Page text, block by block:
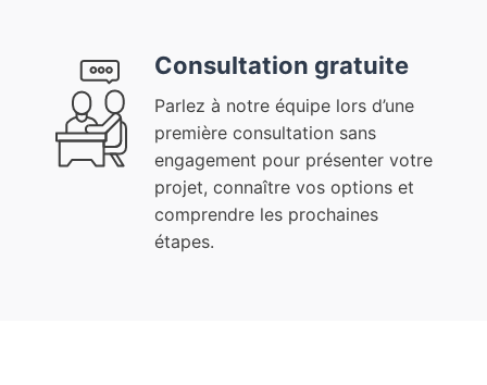
Consultation gratuite
Parlez à notre équipe lors d’une
première consultation sans
engagement pour présenter votre
projet, connaître vos options et
comprendre les prochaines
étapes.